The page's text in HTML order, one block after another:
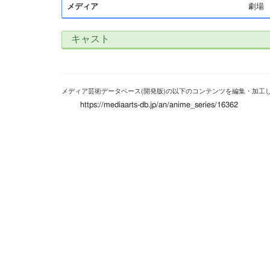
メディア 劇場
キャスト
メディア芸術データベース(開発版)の以下のコンテンツを編集・加工
https://mediaarts-db.jp/an/anime_series/16362